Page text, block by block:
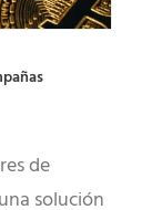
de
solución